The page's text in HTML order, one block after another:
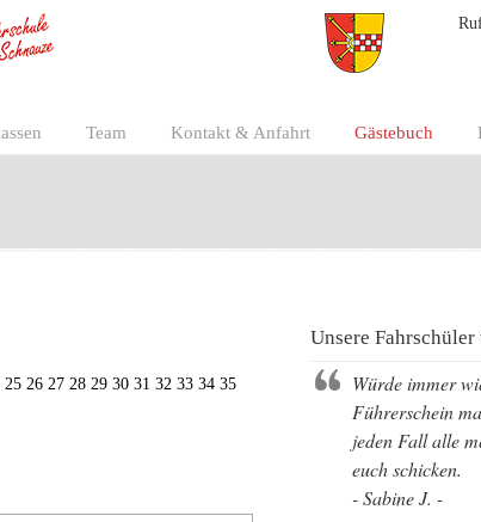
Team Kontakt & Anfahrt Gästebuch
25 26 27 28 29 30 31 32 33 34 35
Unsere Fahrschüler
Würde immer
Führerschein
jeden Fall alle
euch schicken.
- Sabine J. -